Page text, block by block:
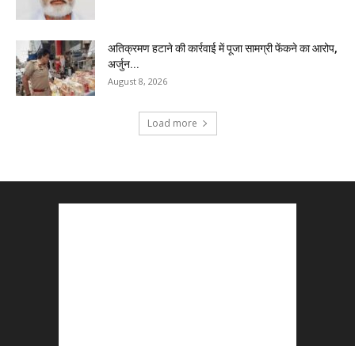
अतिक्रमण हटाने की कार्रवाई में पूजा सामग्री फेंकने का आरोप,
अर्जुन...
August 8, 2026
Load more